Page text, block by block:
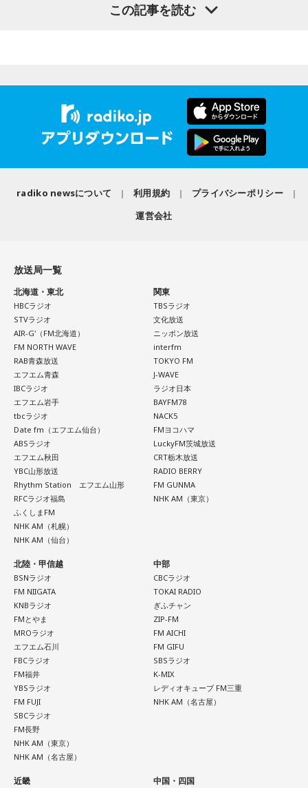
※ メールの件名は「ランキング」でお願いします。
■番組タイトル：ニッポン放送『中島健人のオールナイトニッ
■放送日時：2026年8月14日（金） 25時～27時 （15日
（土）午前1時〜3時）
■パーソナリティ：中島健人
kenty@allnightnippon.com
◆“真逆な作り方”で楽曲制作
た世界最大級の音楽フェスティバル「SXSW（サウス・バイ・
サウスウエスト）」の出演や中国ツアーの開催など、海外で
のライブも経験。そのほか、2019年公開の映画「惡の華」で
そして、今秋には初のアジアツアーの開催が決定していま
す。
遠山：僕は「惡の華」が好きで、（テレビドラマ版ではW主
演の）あのちゃんと鈴木福くんがめちゃくちゃ素晴らしかっ
たですけど、そういうドラマの音楽って、どう作っていく
の？
ほのか：私も今回初めて関わらせてもらったんですけど、今
まで作ってきたライブでやる曲やバンドでやる曲の作り方と
は全然違って……ドラマの映像にいかに没頭させるかが重要と
いうか。リーガルリリーでは、音楽を聴いてほしくて作って
いるんですけれど、ドラマの音楽は、映像を観てもらわない
といけないので、逆に聴いてもらったらダメなんですよ。だ
から、音楽を通して真逆な作り方を体験できて、めちゃめち
ゃ面白かったです。
◆新曲「コニファー」に込めた想い
遠山：リーガルリリーは、7月11日（土）に新曲「コニファ
ー」を配信リリースしました。おめでとうございます。
ほのか・海：ありがとうございます。
潮：「コニファー」はテレビアニメ「これ描いて死ね」のエ
ンディングテーマとなっています。
遠山：テレビアニメの楽曲を手がけるのは初めてじゃないよ
ね？
この記事を読む
radiko newsについて 利用規約
プライバシーポリシー
運営会社
放送局一覧
北海道・東北
HBCラジオ
STVラジオ
AIR-G'（FM北海道）
FM NORTH WAVE
RAB青森放送
エフエム青森
IBCラジオ
エフエム岩手
tbcラジオ
Date fm（エフエム仙台）
ABSラジオ
エフエム秋田
YBC山形放送
Rhythm Station エフエム山形
RFCラジオ福島
ふくしまFM
NHK AM（札幌）
NHK AM（仙台）
関東
TBSラジオ
文化放送
ニッポン放送
interfm
TOKYO FM
J-WAVE
ラジオ日本
BAYFM78
NACK5
FMヨコハマ
LuckyFM茨城放送
CRT栃木放送
RADIO BERRY
FM GUNMA
NHK AM（東京）
北陸・甲信越
BSNラジオ
FM NIIGATA
KNBラジオ
FMとやま
MROラジオ
エフエム石川
FBCラジオ
FM福井
YBSラジオ
FM FUJI
SBCラジオ
FM長野
NHK AM（東京）
NHK AM（名古屋）
中部
CBCラジオ
TOKAI RADIO
ぎふチャン
ZIP-FM
FM AICHI
FM GIFU
SBSラジオ
K-MIX
レディオキューブ FM三重
NHK AM（名古屋）
近畿 中国・四国